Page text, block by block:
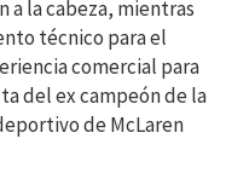
a la cabeza, mientras
técnico para el
comercial para
del ex campeón de la
de McLaren